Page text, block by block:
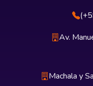
Av.
Machala y